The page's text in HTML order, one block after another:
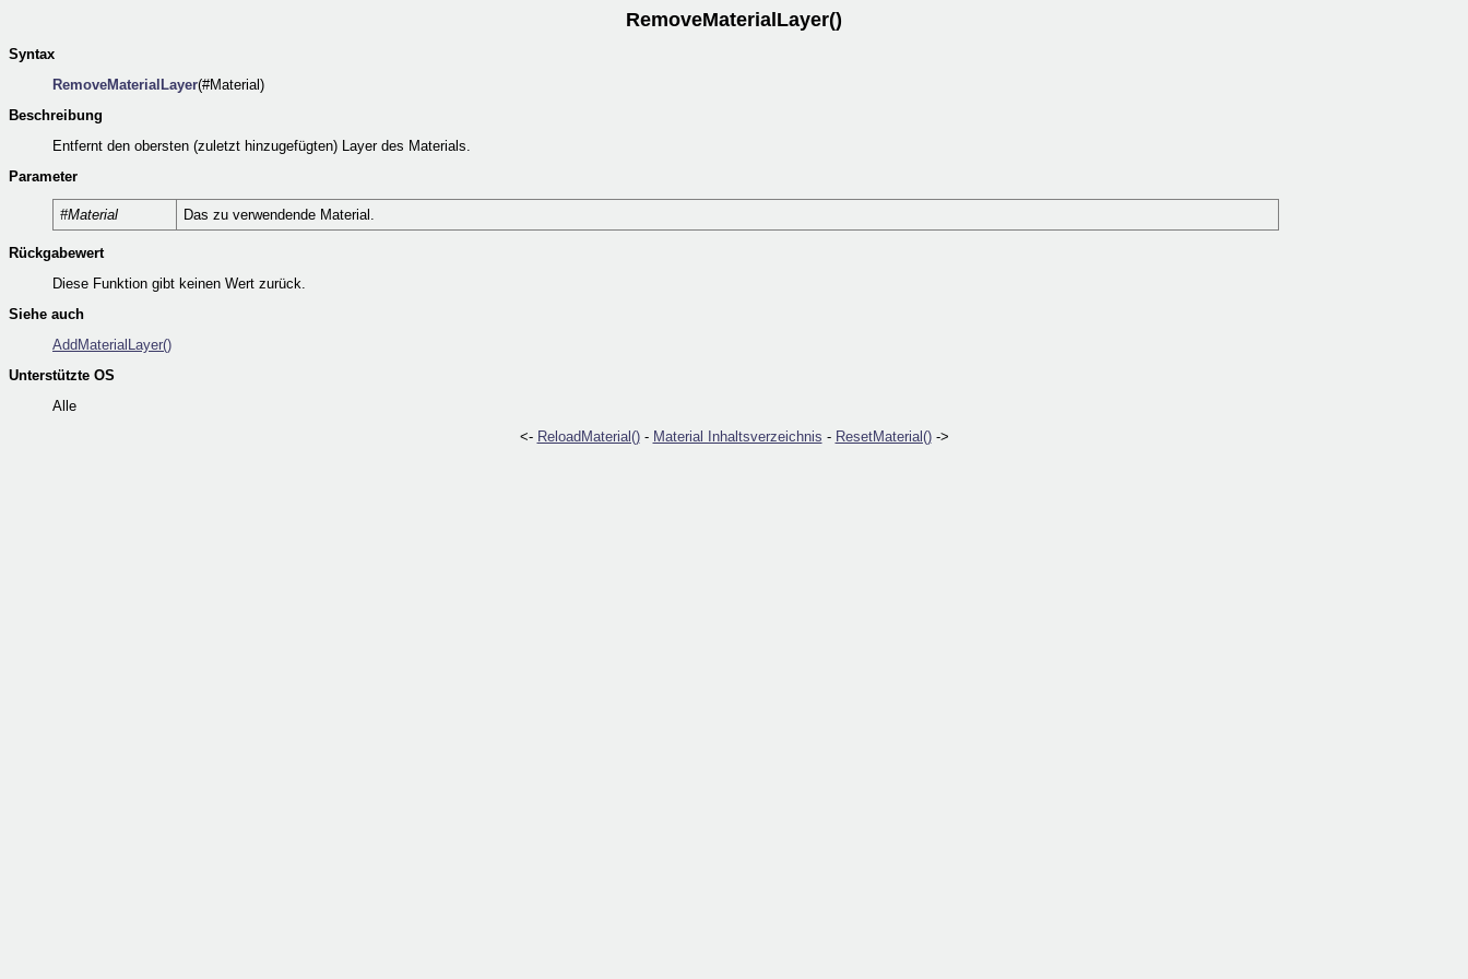
RemoveMaterialLayer()
Syntax
RemoveMaterialLayer(#Material)
Beschreibung
Entfernt den obersten (zuletzt hinzugefügten) Layer des Materials.
Parameter
#Material Das zu verwendende Material.
Rückgabewert
Diese Funktion gibt keinen Wert zurück.
Siehe auch
AddMaterialLayer()
Unterstützte OS
Alle
<- ReloadMaterial()- Material Inhaltsverzeichnis - ResetMaterial()->